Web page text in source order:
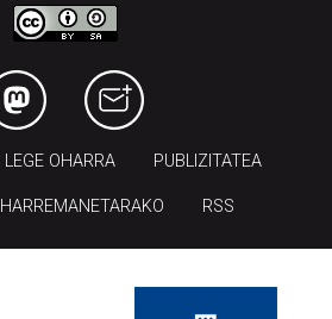
LEGE OHARRA PUBLIZITATEA
HARREMANETARAKO RSS